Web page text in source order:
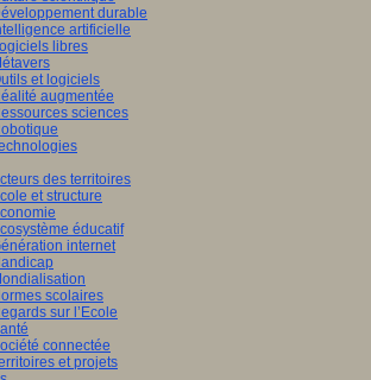
durable
artificielle
libres
et logiciels
augmentée
sciences
des territoires
et structure
éducatif
internet
scolaires
sur l’Ecole
connectée
et projets